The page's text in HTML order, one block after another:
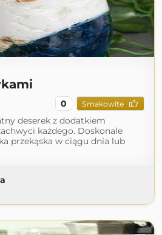
0 Smakowite
deserek z dodatkiem
każdego. Doskonale
przekąska w ciągu dnia lub